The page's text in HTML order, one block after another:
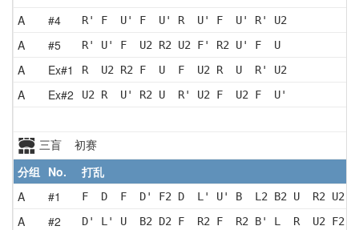
A #4 R' F  U' F  U' R  U' F  U' R' U2
A #5 R' U' F  U2 R2 U2 F' R2 U' F  U
A Ex#1 R  U2 R2 F  U  F  U2 R  U  R' U2
A Ex#2 U2 R  U' R2 U  R' U2 F  U2 F  U'
三盲 初赛
分组 No.
打乱
A
#1 F  D  F  D' F2 D  L' U' B  L2 B2 U  R2 U2
A #2 D' L' U  B2 D2 F  R2 F  R2 B' L  R  U2 F2 U